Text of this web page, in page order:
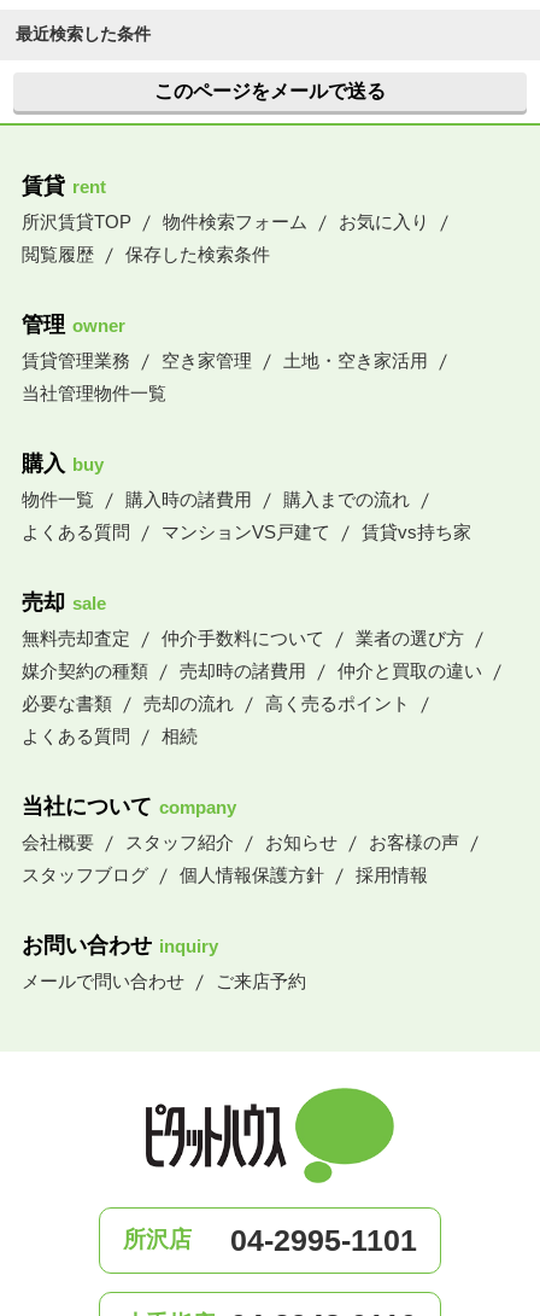
最近検索した条件
このページをメールで送る
賃貸 rent
所沢賃貸TOP
物件検索フォーム
お気に入り
閲覧履歴
保存した検索条件
管理 owner
賃貸管理業務
空き家管理
土地・空き家活用
当社管理物件一覧
購入 buy
物件一覧
購入時の諸費用
購入までの流れ
よくある質問
マンションVS戸建て 賃貸vs持ち家
売却 sale
無料売却査定
仲介手数料について
業者の選び方
媒介契約の種類
売却時の諸費用
仲介と買取の違い
必要な書類
売却の流れ
高く売るポイント
よくある質問
相続
当社について company
会社概要
スタッフ紹介 お知らせ
お客様の声
スタッフブログ
個人情報保護方針 採用情報
お問い合わせ inquiry
メールで問い合わせ
ご来店予約
所沢店 04-2995-1101